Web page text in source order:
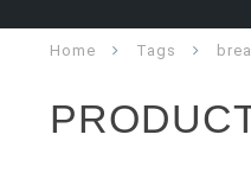
Home Tags